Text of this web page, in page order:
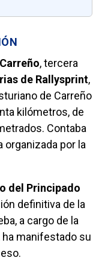
, tercera
de Rallysprint,
de Carreño
kilómetros, de
Contaba
por la
del Principado
definitiva de la
a cargo de la
ha manifestado su